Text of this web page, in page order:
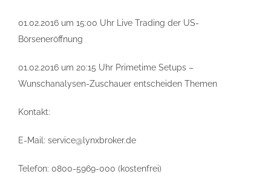
01.02.2016 um 15:00 Uhr Live Trading der US-
Börseneröffnung
01.02.2016 um 20:15 Uhr Primetime Setups –
Wunschanalysen-Zuschauer entscheiden Themen
Kontakt:
E-Mail: service@lynxbroker.de
Telefon: 0800-5969-000 (kostenfrei)